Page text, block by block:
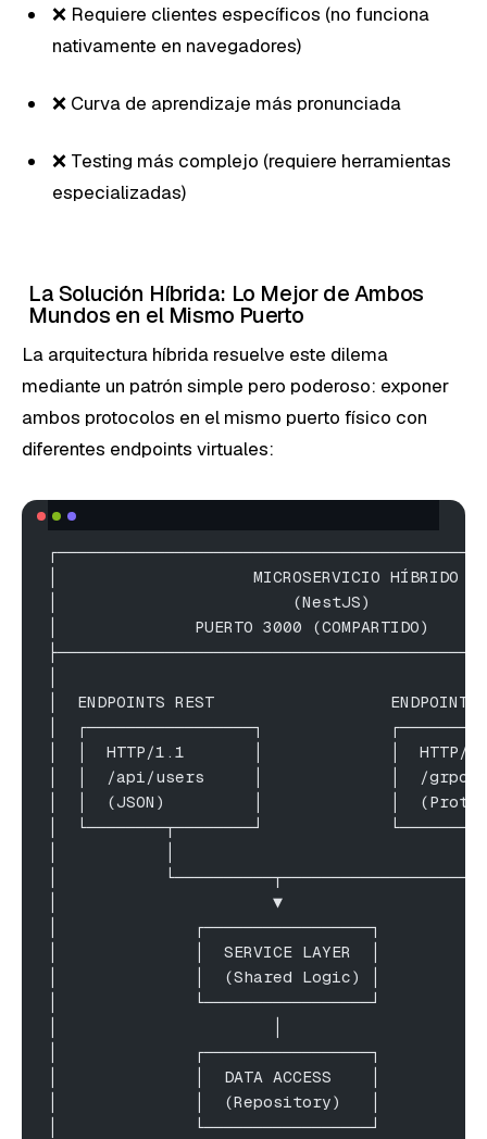
❌ Requiere clientes específicos (no funciona
nativamente en navegadores)
❌ Curva de aprendizaje más pronunciada
❌ Testing más complejo (requiere herramientas
especializadas)
La Solución Híbrida: Lo Mejor de Ambos
Mundos en el Mismo Puerto
La arquitectura híbrida resuelve este dilema
mediante un patrón simple pero poderoso: exponer
ambos protocolos en el mismo puerto físico con
diferentes endpoints virtuales:
│                    MICROSERVICIO
│                        (NestJS)
│              PUERTO 3000
│  ENDPOINTS REST
│  ┌─────────────────┐
│  │  HTTP/1.1       │             │
│  │  /api/users     │             │  /grpc/
│  │  (JSON)         │             │
│  └────────┬────────┘
│
│                      ▼
│              ┌─────────────────┐
│              │  SERVICE LAYER  │
│              │  (Shared Logic) │
│              └─────────────────┘
│              ┌─────────────────┐
│              │  DATA ACCESS    │
│              │  (Repository)   │
│              └─────────────────┘